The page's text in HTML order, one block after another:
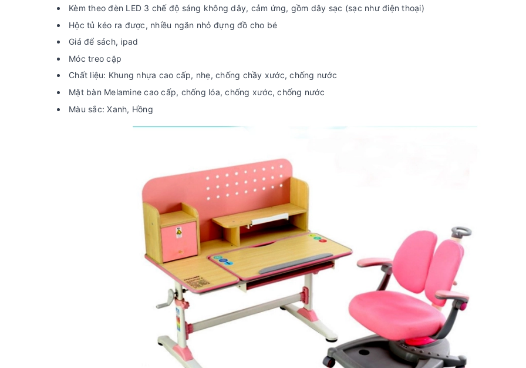
Kèm theo đèn LED 3 chế độ sáng không dây, cảm ứng, gồm dây sạc (sạc như điện thoại)
Hộc tủ kéo ra được, nhiều ngăn nhỏ đựng đồ cho bé
Giá để sách, ipad
Móc treo cặp
Chất liệu: Khung nhựa cao cấp, nhẹ, chống chầy xước, chống nước
Mặt bàn Melamine cao cấp, chống lóa, chống xước, chống nước
Màu sắc: Xanh, Hồng